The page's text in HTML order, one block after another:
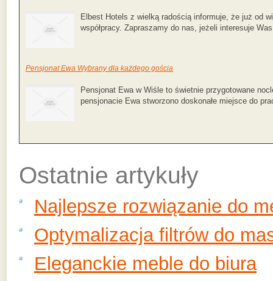
Elbest Hotels z wielką radością informuje, że już od
współpracy. Zapraszamy do nas, jeżeli interesuje
Pensjonat Ewa Wybrany dla każdego gościa
Pensjonat Ewa w Wiśle to świetnie przygotowane
pensjonacie Ewa stworzono doskonałe miejsce do
Ostatnie artykuły
Najlepsze rozwiązanie do
Optymalizacja filtrów do
Eleganckie meble do biura